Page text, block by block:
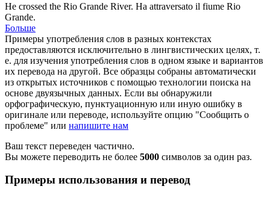
He crossed the Rio Grande River. Ha attraversato il fiume Rio
Grande.
Больше
Примеры употребления слов в разных контекстах
предоставляются исключительно в лингвистических целях, т.
е. для изучения употребления слов в одном языке и вариантов
их перевода на другой. Все образцы собраны автоматически
из открытых источников с помощью технологии поиска на
основе двуязычных данных. Если вы обнаружили
орфографическую, пунктуационную или иную ошибку в
оригинале или переводе, используйте опцию "Сообщить о
проблеме" или напишите нам
Ваш текст переведен частично.
Вы можете переводить не более 5000 символов за один раз.
Примеры использования и перевод